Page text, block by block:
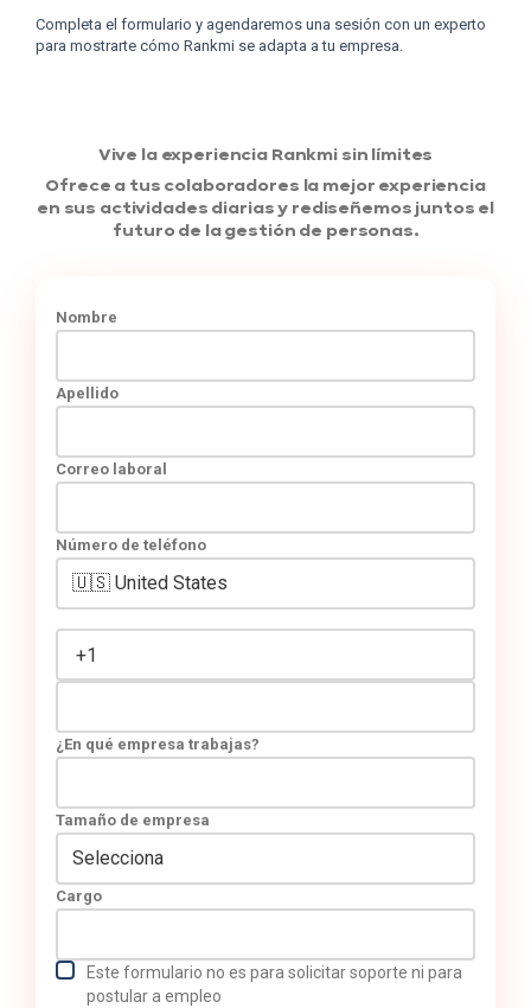
Completa el formulario y agendaremos una sesión con un experto
para mostrarte cómo Rankmi se adapta a tu empresa.
Vive la experiencia Rankmi sin límites
Ofrece a tus colaboradores la mejor experiencia
en sus actividades diarias y rediseñemos juntos el
futuro de la gestión de personas.
Nombre
Apellido
Correo laboral
Número de teléfono
¿En qué empresa trabajas?
Tamaño de empresa
Cargo
Este formulario no es para solicitar soporte ni para
postular a empleo